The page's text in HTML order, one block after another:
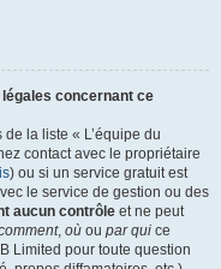
concernant ce
la liste « L’équipe du
contact avec le propriétaire
) ou si un service gratuit est
le service de gestion ou des
aucun contrôle et ne peut
, où ou par qui ce
Limited pour toute question